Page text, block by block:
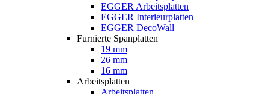
EGGER Arbeitsplatten
EGGER Interieurplatten
EGGER DecoWall
Furnierte Spanplatten
19 mm
26 mm
16 mm
Arbeitsplatten
Arbeitsplatten